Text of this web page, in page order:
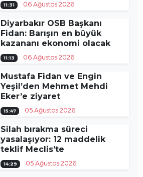
11:31 06 Ağustos 2026
Diyarbakır OSB Başkanı
Fidan: Barışın en büyük
kazananı ekonomi olacak
11:13 06 Ağustos 2026
Mustafa Fidan ve Engin
Yeşil’den Mehmet Mehdi
Eker’e ziyaret
15:47 05 Ağustos 2026
Silah bırakma süreci
yasalaşıyor: 12 maddelik
teklif Meclis’te
14:29 05 Ağustos 2026